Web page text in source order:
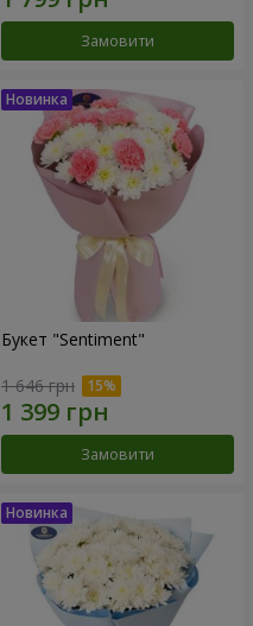
Замовити
Букет "Sentiment"
1 646 грн
Замовити